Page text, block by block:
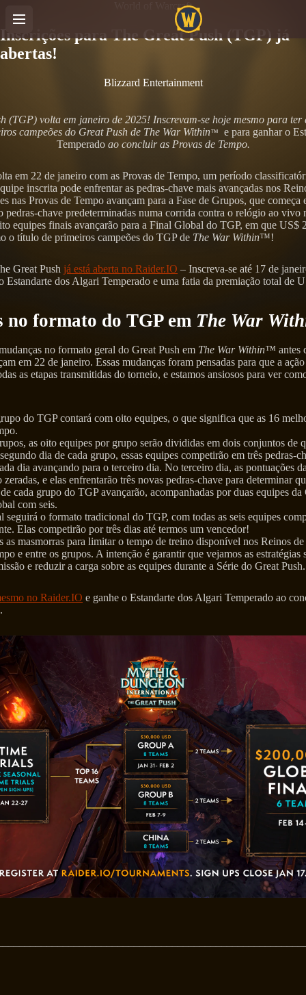
World of Warcraft
Inscrições para The Great Push (TGP) já
abertas!
Blizzard Entertainment
(TGP) volta em janeiro de 2025! Inscrevam-se hoje mesmo para ter
campeões do Great Push de The War Within™
e para ganhar o
Temperadoao concluir as Provas de Tempo.
em 22 de janeiro com as Provas de Tempo, um período
inscrita pode enfrentar as pedras-chave mais avançadas nos
nas Provas de Tempo avançam para a Fase de Grupos, que começa
pedras-chave predeterminadas numa corrida contra o relógio ao vivo
equipes finais avançarão para a Final Global do TGP, em que US$
o título de primeiros campeões do TGP de The War Within™!
Great Push já está aberta no Raider.IO – Inscreva-se até 17 de
Estandarte dos Algari Temperado e uma fatia da premiação total de
no formato do TGP em The War
no formato geral do Great Push em The War Within™ antes
em 22 de janeiro. Essas mudanças foram pensadas para que a
as etapas transmitidas do torneio, e estamos ansiosos para ver
do TGP contará com oito equipes, o que significa que as 16
as oito equipes por grupo serão divididas em dois conjuntos de
dia de cada grupo, essas equipes competirão em três pedras-
dia avançando para o terceiro dia. No terceiro dia, as pontuações
zeradas, e elas enfrentarão três novas pedras-chave para determinar
cada grupo do TGP avançarão, acompanhadas por duas equipes
com seis.
seguirá o formato tradicional do TGP, com todas as seis equipes
Elas competirão por três dias até termos um vencedor!
as masmorras para limitar o tempo de treino disponível nos Reinos
e entre os grupos. A intenção é garantir que vejamos as estratégias
e reduzir a carga sobre as equipes durante a Série do Great Push.
no Raider.IO e ganhe o Estandarte dos Algari Temperado ao